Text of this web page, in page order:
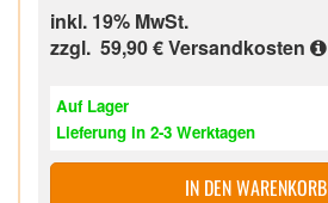
inkl. 19% MwSt.
zzgl. 59,90 €Versandkosten
Auf Lager
Lieferung in 2-3 Werktagen
IN DEN WARENKORB